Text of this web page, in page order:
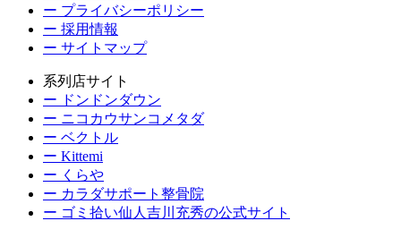
ー プライバシーポリシー
ー 採用情報
ー サイトマップ
系列店サイト
ー ドンドンダウン
ー ニコカウサンコメタダ
ー ベクトル
ー Kittemi
ー くらや
ー カラダサポート整骨院
ー ゴミ拾い仙人吉川充秀の公式サイト